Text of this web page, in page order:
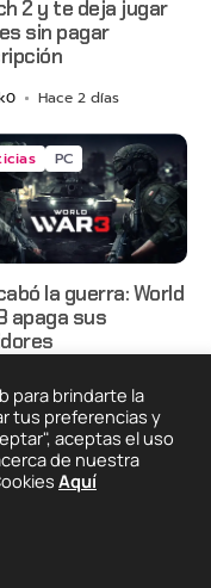
2 y te deja jugar
sin pagar
Hace 2 días
PC
la guerra: World
apaga sus
Games & Nothing
para brindarte la
tus preferencias y
aceptas el uso
de nuestra
Aquí